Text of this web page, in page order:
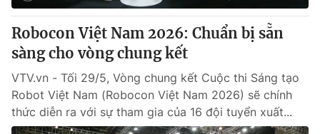
Robocon Việt Nam 2026: Chuẩn bị sẵn
sàng cho vòng chung kết
VTV.vn - Tối 29/5, Vòng chung kết Cuộc thi Sáng tạo
Robot Việt Nam (Robocon Việt Nam 2026) sẽ chính
thức diễn ra với sự tham gia của 16 đội tuyển xuất...